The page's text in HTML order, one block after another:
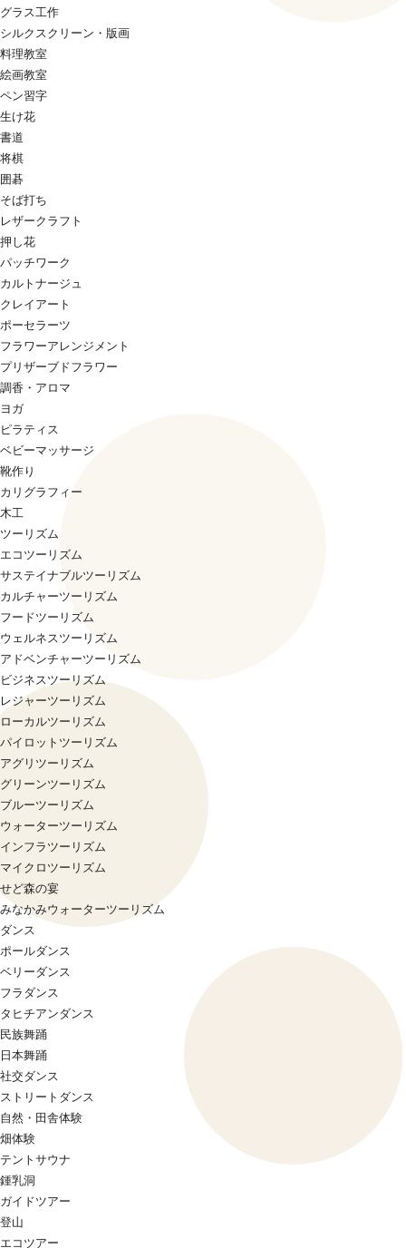
グラス工作
シルクスクリーン・版画
料理教室
絵画教室
ペン習字
生け花
書道
将棋
囲碁
そば打ち
レザークラフト
押し花
パッチワーク
カルトナージュ
クレイアート
ポーセラーツ
フラワーアレンジメント
プリザーブドフラワー
調香・アロマ
ヨガ
ピラティス
ベビーマッサージ
靴作り
カリグラフィー
木工
ツーリズム
エコツーリズム
サステイナブルツーリズム
カルチャーツーリズム
フードツーリズム
ウェルネスツーリズム
アドベンチャーツーリズム
ビジネスツーリズム
レジャーツーリズム
ローカルツーリズム
パイロットツーリズム
アグリツーリズム
グリーンツーリズム
ブルーツーリズム
ウォーターツーリズム
インフラツーリズム
マイクロツーリズム
せど森の宴
みなかみウォーターツーリズム
ダンス
ポールダンス
ベリーダンス
フラダンス
タヒチアンダンス
民族舞踊
日本舞踊
社交ダンス
ストリートダンス
自然・田舎体験
畑体験
テントサウナ
鍾乳洞
ガイドツアー
登山
エコツアー